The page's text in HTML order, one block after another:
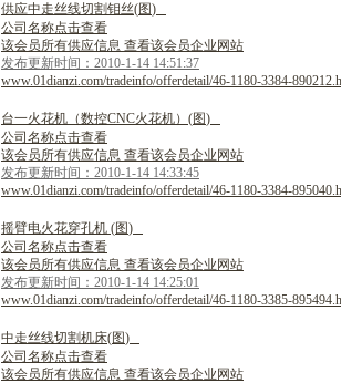
供应中走丝线切割钼丝(图)
公司名称点击查看
该会员所有供应信息 查看该会员企业网站
发布更新时间：2010-1-14 14:51:37
www.01dianzi.com/tradeinfo/offerdetail/46-1180-3384-
台一火花机 （数控CNC火花机） (图)
公司名称点击查看
该会员所有供应信息 查看该会员企业网站
发布更新时间：2010-1-14 14:33:45
www.01dianzi.com/tradeinfo/offerdetail/46-1180-3384-
摇臂电火花穿孔机 (图)
公司名称点击查看
该会员所有供应信息 查看该会员企业网站
发布更新时间：2010-1-14 14:25:01
www.01dianzi.com/tradeinfo/offerdetail/46-1180-3385-
中走丝线切割机床(图)
公司名称点击查看
该会员所有供应信息 查看该会员企业网站